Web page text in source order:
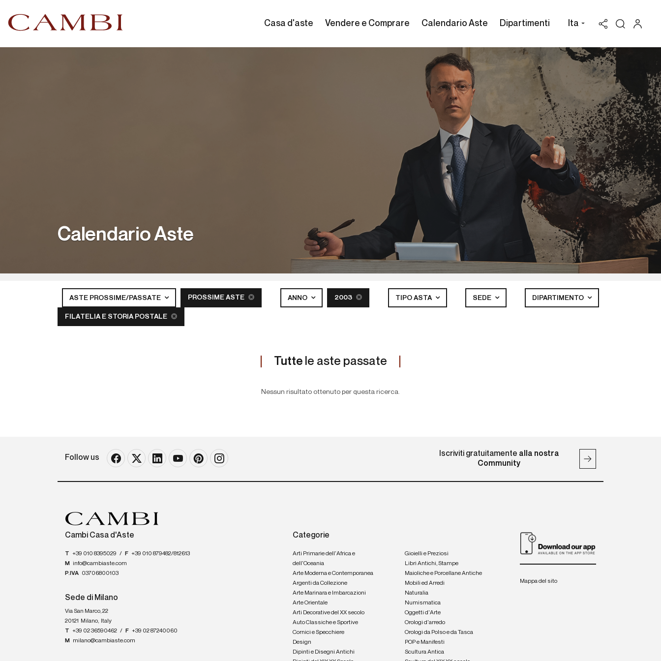
Casa d'aste Vendere e Comprare Calendario Aste Dipartimenti Ita
Calendario Aste
ASTE PROSSIME/PASSATE PROSSIME ASTE ANNO 2003 TIPO ASTA SEDE DIPARTIMENTO
FILATELIA E STORIA POSTALE
Tutte le aste passate
Nessun risultato ottenuto per questa ricerca.
Follow us Iscriviti gratuitamente alla nostra
Community
Cambi Casa d'Aste
T +39 010 8395029 / F +39 010 879482/812613
M
info@cambiaste.com
P.IVA 03706800103
Sede di Milano
Via San Marco, 22
20121
Milano, Italy
T +39 02 36590462 / F +39 02 87240060
M
milano@cambiaste.com
Categorie
Arti Primarie dell'Africa e
dell'Oceania
Arte Moderna e Contemporanea
Argenti da Collezione
Arte Marinara e Imbarcazioni
Arte Orientale
Arti Decorative del XX secolo
Auto Classiche e Sportive
Cornici e Specchiere
Design
Dipinti e Disegni Antichi
Gioielli e Preziosi
Libri Antichi, Stampe
Maioliche e Porcellane Antiche
Mobili ed Arredi
Naturalia
Numismatica
Oggetti d'Arte
Orologi d'arredo
Orologi da Polso e da Tasca
POP e Manifesti
Scultura Antica
Mappa del sito